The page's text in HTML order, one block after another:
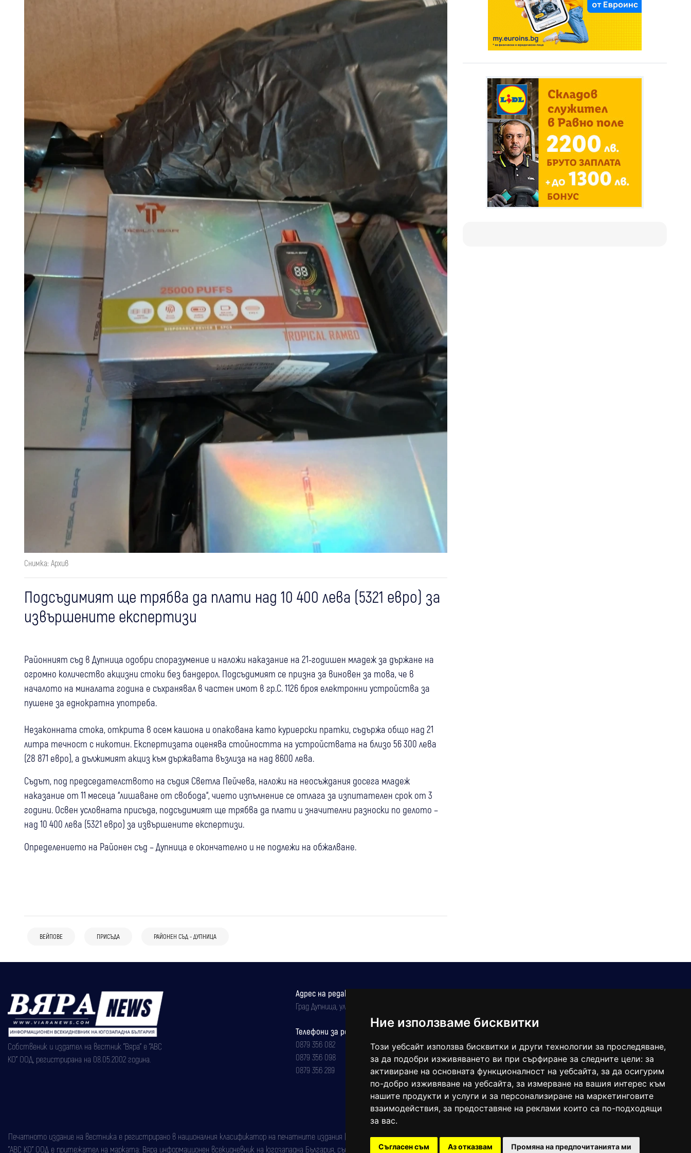
Ние използваме бисквитки
Този уебсайт използва бисквитки и други технологии за проследяване,
за да подобри изживяването ви при сърфиране за следните цели: за
активиране на основната функционалност на уебсайта, за да осигурим
по-добро изживяване на уебсайта, за измерване на вашия интерес към
нашите продукти и услуги и за персонализиране на маркетинговите
взаимодействия, за предоставяне на реклами които са по-подходящи
за вас.
Съгласен съм Аз отказвам Промяна на предпочитанията ми
Снимка: Архив
Подсъдимият ще трябва да плати над 10 400 лева (5321 евро) за
извършените експертизи
Районният съд в Дупница одобри споразумение и наложи наказание на 21-годишен младеж за държане на
огромно количество акцизни стоки без бандерол. Подсъдимият се призна за виновен за това, че в
началото на миналата година е съхранявал в частен имот в гр.С. 1126 броя електронни устройства за
пушене за еднократна употреба.
Незаконната стока, открита в осем кашона и опакована като куриерски пратки, съдържа общо над 21
литра течност с никотин. Експертизата оценява стойността на устройствата на близо 56 300 лева
(28 871 евро), а дължимият акциз към държавата възлиза на над 8600 лева.
Съдът, под председателството на съдия Светла Пейчева, наложи на неосъждания досега младеж
наказание от 11 месеца “лишаване от свобода“, чието изпълнение се отлага за изпитателен срок от 3
години. Освен условната присъда, подсъдимият ще трябва да плати и значителни разноски по делото –
над 10 400 лева (5321 евро) за извършените експертизи.
Определението на Районен съд – Дупница е окончателно и не подлежи на обжалване.
ВЕЙПОВЕ ПРИСЪДА РАЙОНЕН СЪД - ДУПНИЦА
Собственик и издател на вестник "Вяра" е "АВС
КО" ООД, регистрирана на 08.05.2002 година.
Адрес на редакцията
Град Дупница, ул.''Христо Ботев" 43
Телефони за реклама и абонаменти
0879 356 082
0879 356 098
0879 356 289
balgarkanews@gmail.com
Печатното издание на вестника е регистрирано в националния класификатор на печатните издания (Българска национална агенция за ISSN) под номер: ISSN 1312-4722.
"АВС КО" ООД е притежател на марката: Вяра информационен всекидневник на югозападна България, със свидетелство за марка рег. номер: 47857/11.05.2004 година.